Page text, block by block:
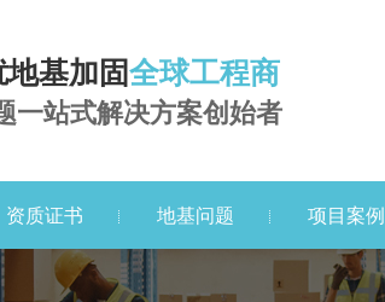
基加固全球工程商
一站式解决方案创始者
资质证书 地基问题 项目案例